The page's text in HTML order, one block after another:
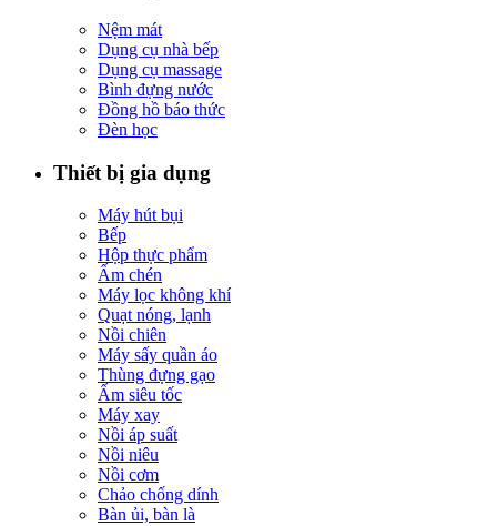
Nệm mát
Dụng cụ nhà bếp
Dụng cụ massage
Bình đựng nước
Đồng hồ báo thức
Đèn học
Thiết bị gia dụng
Máy hút bụi
Bếp
Hộp thực phẩm
Ấm chén
Máy lọc không khí
Quạt nóng, lạnh
Nồi chiên
Máy sấy quần áo
Thùng đựng gạo
Ấm siêu tốc
Máy xay
Nồi áp suất
Nồi niêu
Nồi cơm
Chảo chống dính
Bàn ủi, bàn là